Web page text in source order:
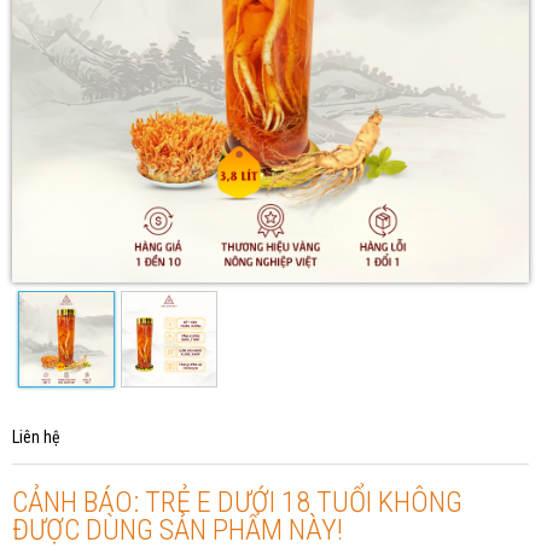
Liên hệ
CẢNH BÁO: TRẺ E DƯỚI 18 TUỔI KHÔNG
ĐƯỢC DÙNG SẢN PHẨM NÀY!